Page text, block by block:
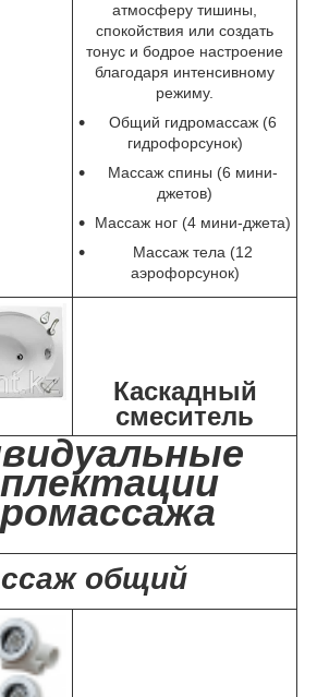
атмосферу тишины,
спокойствия или создать
тонус и бодрое настроение
благодаря интенсивному
режиму.
Общий гидромассаж (6
гидрофорсунок)
Массаж спины (6 мини-
джетов)
Массаж ног (4 мини-джета)
Массаж тела (12
аэрофорсунок)
Каскадный
смеситель
общий